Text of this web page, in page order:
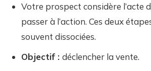
Votre prospect considère l’acte
passer à l’action. Ces deux
souvent dissociées.
Objectif :déclencher la vente.